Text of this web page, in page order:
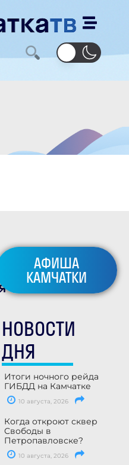
АФИША
КАМЧАТКИ
НОВОСТИ
ДНЯ
Итоги ночного рейда
ГИБДД на Камчатке
10 августа, 2026
Когда откроют сквер
Свободы в
Петропавловске?
10 августа, 2026